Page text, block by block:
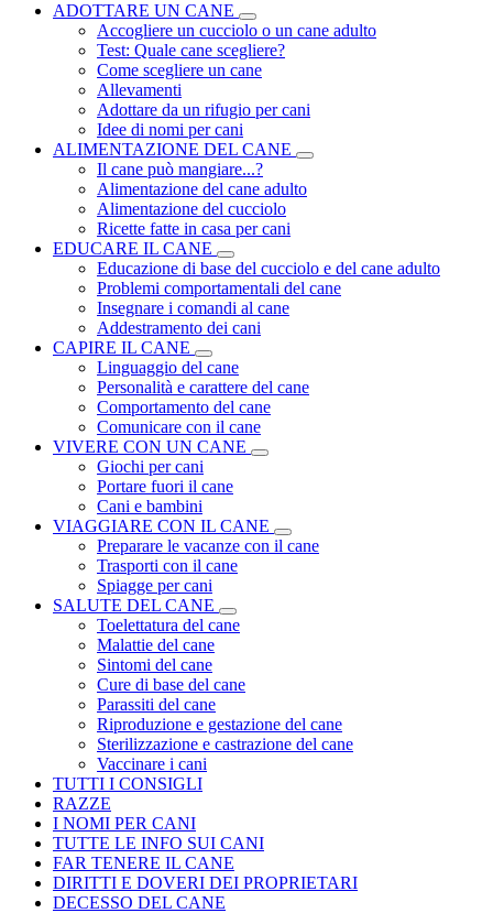
ADOTTARE UN CANE
Accogliere un cucciolo o un cane adulto
Test: Quale cane scegliere?
Come scegliere un cane
Allevamenti
Adottare da un rifugio per cani
Idee di nomi per cani
ALIMENTAZIONE DEL CANE
Il cane può mangiare...?
Alimentazione del cane adulto
Alimentazione del cucciolo
Ricette fatte in casa per cani
EDUCARE IL CANE
Educazione di base del cucciolo e del cane adulto
Problemi comportamentali del cane
Insegnare i comandi al cane
Addestramento dei cani
CAPIRE IL CANE
Linguaggio del cane
Personalità e carattere del cane
Comportamento del cane
Comunicare con il cane
VIVERE CON UN CANE
Giochi per cani
Portare fuori il cane
Cani e bambini
VIAGGIARE CON IL CANE
Preparare le vacanze con il cane
Trasporti con il cane
Spiagge per cani
SALUTE DEL CANE
Toelettatura del cane
Malattie del cane
Sintomi del cane
Cure di base del cane
Parassiti del cane
Riproduzione e gestazione del cane
Sterilizzazione e castrazione del cane
Vaccinare i cani
TUTTI I CONSIGLI
RAZZE
I NOMI PER CANI
TUTTE LE INFO SUI CANI
FAR TENERE IL CANE
DIRITTI E DOVERI DEI PROPRIETARI
DECESSO DEL CANE